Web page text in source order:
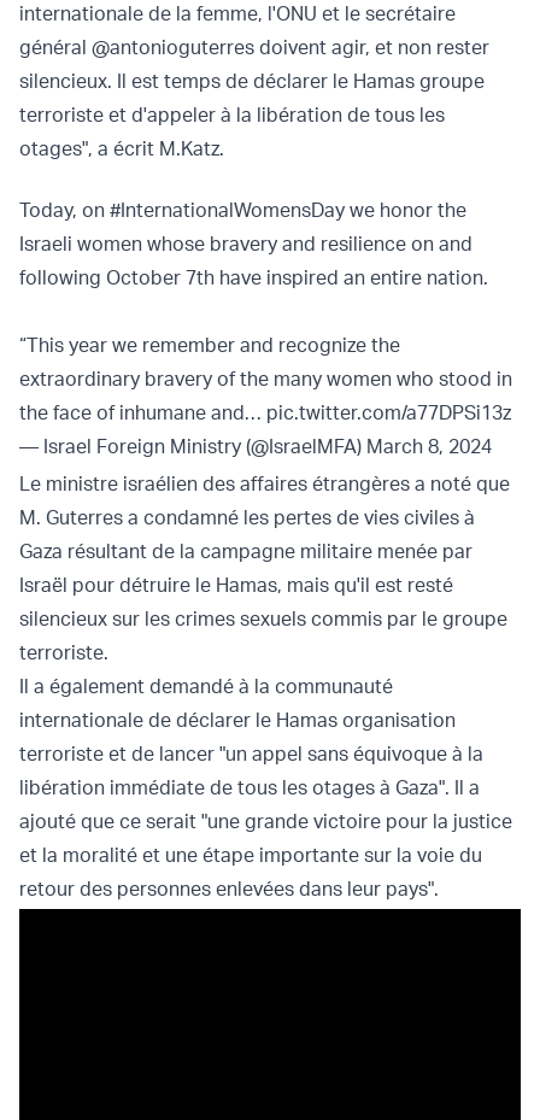
internationale de la femme, l'ONU et le secrétaire
général @antonioguterres doivent agir, et non rester
silencieux. Il est temps de déclarer le Hamas groupe
terroriste et d'appeler à la libération de tous les
otages", a écrit M.Katz.
Today, on #InternationalWomensDay we honor the
Israeli women whose bravery and resilience on and
following October 7th have inspired an entire nation.
“This year we remember and recognize the
extraordinary bravery of the many women who stood in
the face of inhumane and… pic.twitter.com/a77DPSi13z
— Israel Foreign Ministry (@IsraelMFA) March 8, 2024
Le ministre israélien des affaires étrangères a noté que
M. Guterres a condamné les pertes de vies civiles à
Gaza résultant de la campagne militaire menée par
Israël pour détruire le Hamas, mais qu'il est resté
silencieux sur les crimes sexuels commis par le groupe
terroriste.
Il a également demandé à la communauté
internationale de déclarer le Hamas organisation
terroriste et de lancer "un appel sans équivoque à la
libération immédiate de tous les otages à Gaza". Il a
ajouté que ce serait "une grande victoire pour la justice
et la moralité et une étape importante sur la voie du
retour des personnes enlevées dans leur pays".